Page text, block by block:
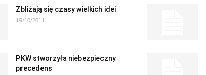
Zbliżają się czasy wielkich idei
19/10/2011
PKW stworzyła niebezpieczny
precedens